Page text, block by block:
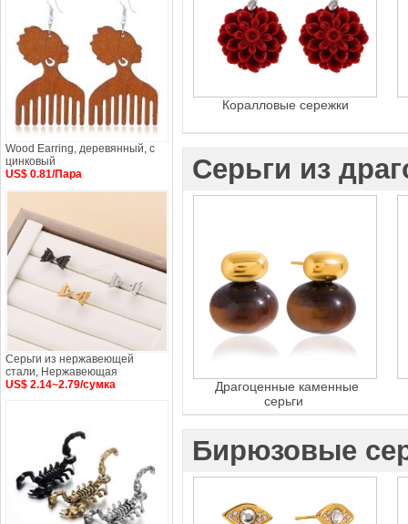
Коралловые сережки
Серьги из
Драгоценные каменные
серьги
Бирюзовые
Wood Earring, деревянный, с
цинковый
US$ 0.81/Пара
Серьги из нержавеющей
стали, Нержавеющая
US$ 2.14~2.79/сумка